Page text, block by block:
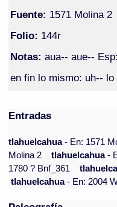
Fuente: 1571 Molina 2
Folio: 144r
Notas: aua-- aue--
en fin lo mismo: uh--
Entradas
tlahuelcahua- En: 1571
Molina 2
tlahuelcahua-
1780 ? Bnf_361
tlahuelcahua- En: 2004